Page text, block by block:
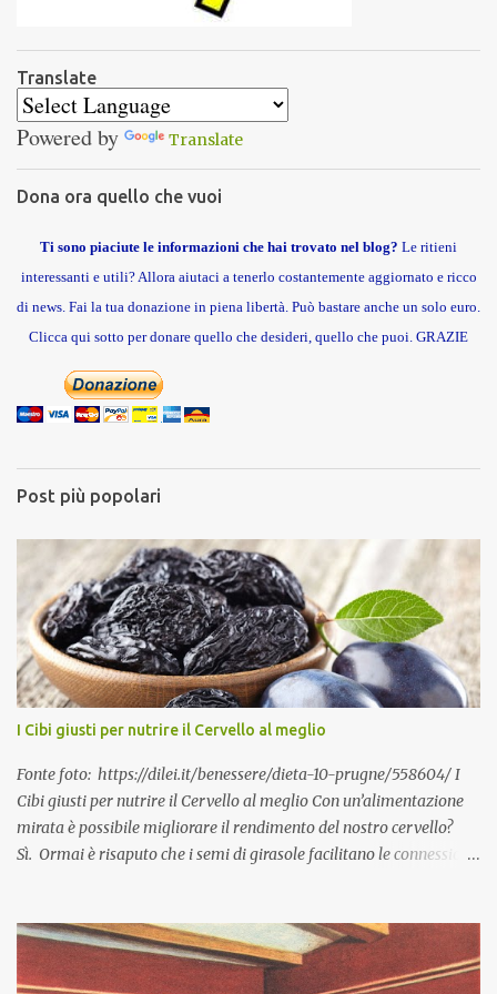
Translate
Powered by Translate
Dona ora quello che vuoi
Ti sono piaciute le informazioni che hai trovato nel blog? Le ritieni
interessanti e utili? Allora aiutaci a tenerlo costantemente aggiornato e ricco
di news. Fai la tua donazione in piena libertà. Può bastare anche un solo euro.
Clicca qui sotto per donare quello che desideri, quello che puoi. GRAZIE
Post più popolari
I Cibi giusti per nutrire il Cervello al meglio
Fonte foto: https://dilei.it/benessere/dieta-10-prugne/558604/ I
Cibi giusti per nutrire il Cervello al meglio Con un’alimentazione
mirata è possibile migliorare il rendimento del nostro cervello?
Sì. Ormai è risaputo che i semi di girasole facilitano le connessioni
giusti, nutri il Tuo cervello al meglio. La nutrizionista Deborah
Colson , dell’Istituto Food for the Brain di Londra – che studia il
rapporto tra l’alimentazione e le prestazioni intellettuali – ha